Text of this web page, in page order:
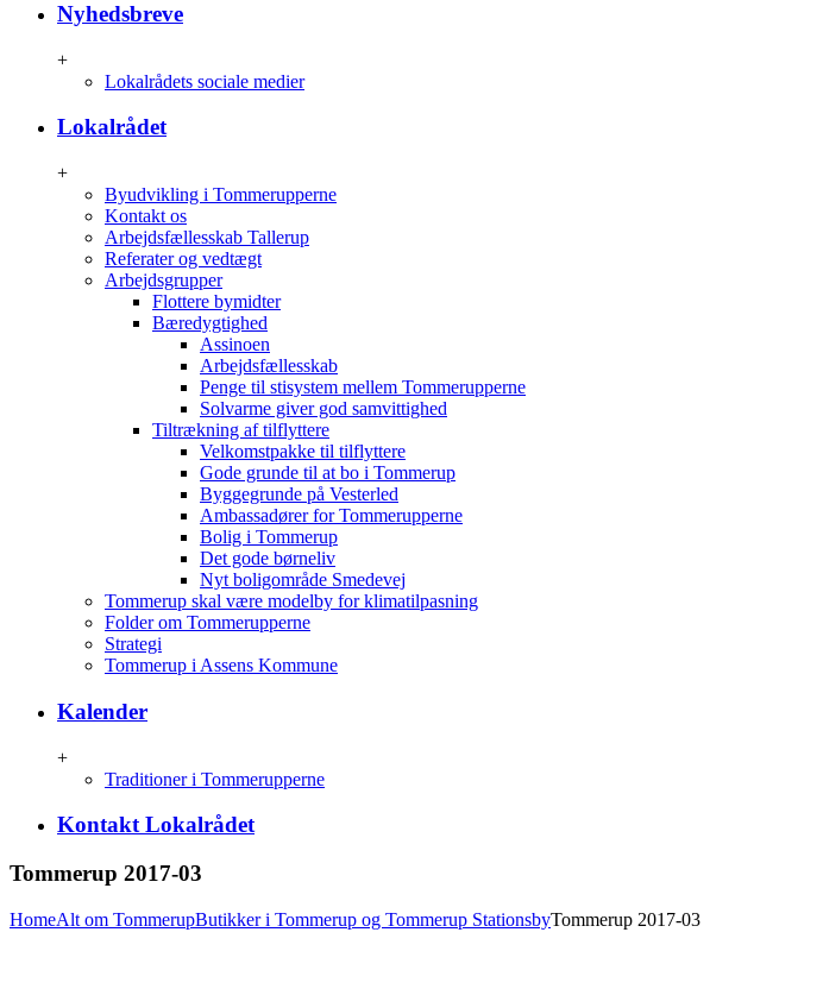
Nyhedsbreve
+
Lokalrådets sociale medier
Lokalrådet
+
Byudvikling i Tommerupperne
Kontakt os
Arbejdsfællesskab Tallerup
Referater og vedtægt
Arbejdsgrupper
Flottere bymidter
Bæredygtighed
Assinoen
Arbejdsfællesskab
Penge til stisystem mellem Tommerupperne
Solvarme giver god samvittighed
Tiltrækning af tilflyttere
Velkomstpakke til tilflyttere
Gode grunde til at bo i Tommerup
Byggegrunde på Vesterled
Ambassadører for Tommerupperne
Bolig i Tommerup
Det gode børneliv
Nyt boligområde Smedevej
Tommerup skal være modelby for klimatilpasning
Folder om Tommerupperne
Strategi
Tommerup i Assens Kommune
Kalender
+
Traditioner i Tommerupperne
Kontakt Lokalrådet
Tommerup 2017-03
HomeAlt om TommerupButikker i Tommerup og Tommerup StationsbyTommerup 2017-03